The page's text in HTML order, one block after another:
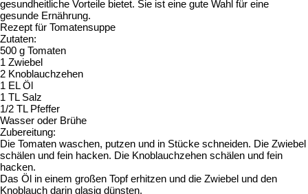
gesundheitliche Vorteile bietet. Sie ist eine gute Wahl für eine
gesunde Ernährung.
Rezept für Tomatensuppe
Zutaten:
500 g Tomaten
1 Zwiebel
2 Knoblauchzehen
1 EL Öl
1 TL Salz
1/2 TL Pfeffer
Wasser oder Brühe
Zubereitung:
Die Tomaten waschen, putzen und in Stücke schneiden. Die Zwiebel
schälen und fein hacken. Die Knoblauchzehen schälen und fein
hacken.
Das Öl in einem großen Topf erhitzen und die Zwiebel und den
Knoblauch darin glasig dünsten.